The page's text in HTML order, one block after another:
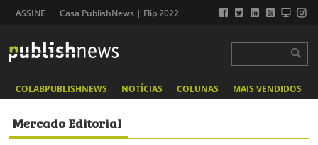
ASSINE Casa PublishNews | Flip 2022
COLABPUBLISHNEWS NOTÍCIAS COLUNAS MAIS VENDIDOS
Mercado Editorial